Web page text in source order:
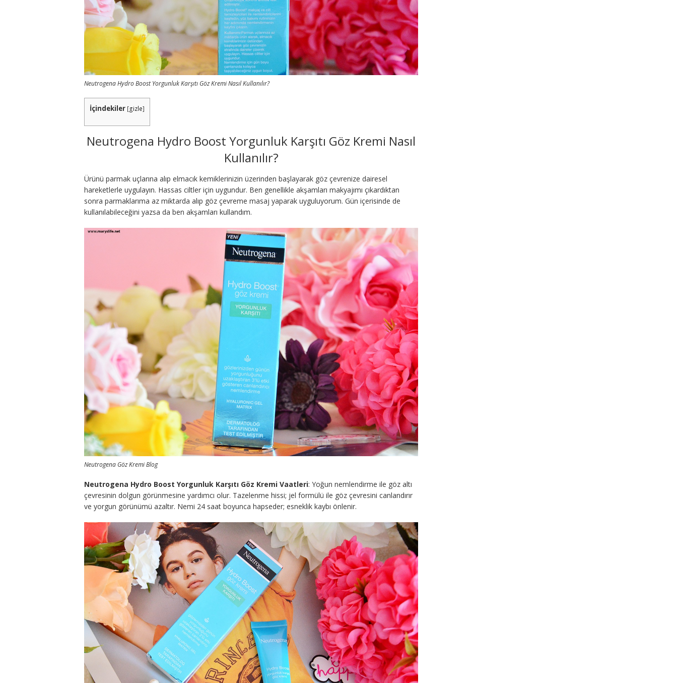
Neutrogena Hydro Boost Yorgunluk Karşıtı Göz Kremi Nasıl Kullanılır?
İçindekiler [gizle]
Neutrogena Hydro Boost Yorgunluk Karşıtı Göz Kremi Nasıl
Kullanılır?
Ürünü parmak uçlarına alıp elmacık kemiklerinizin üzerinden başlayarak göz çevrenize dairesel
hareketlerle uygulayın. Hassas ciltler için uygundur. Ben genellikle akşamları makyajımı çıkardıktan
sonra parmaklarıma az miktarda alıp göz çevreme masaj yaparak uyguluyorum. Gün içerisinde de
kullanılabileceğini yazsa da ben akşamları kullandım.
Neutrogena Göz Kremi Blog
Neutrogena Hydro Boost Yorgunluk Karşıtı Göz Kremi Vaatleri: Yoğun nemlendirme ile göz altı
çevresinin dolgun görünmesine yardımcı olur. Tazelenme hissi; jel formülü ile göz çevresini canlandırır
ve yorgun görünümü azaltır. Nemi 24 saat boyunca hapseder; esneklik kaybı önlenir.